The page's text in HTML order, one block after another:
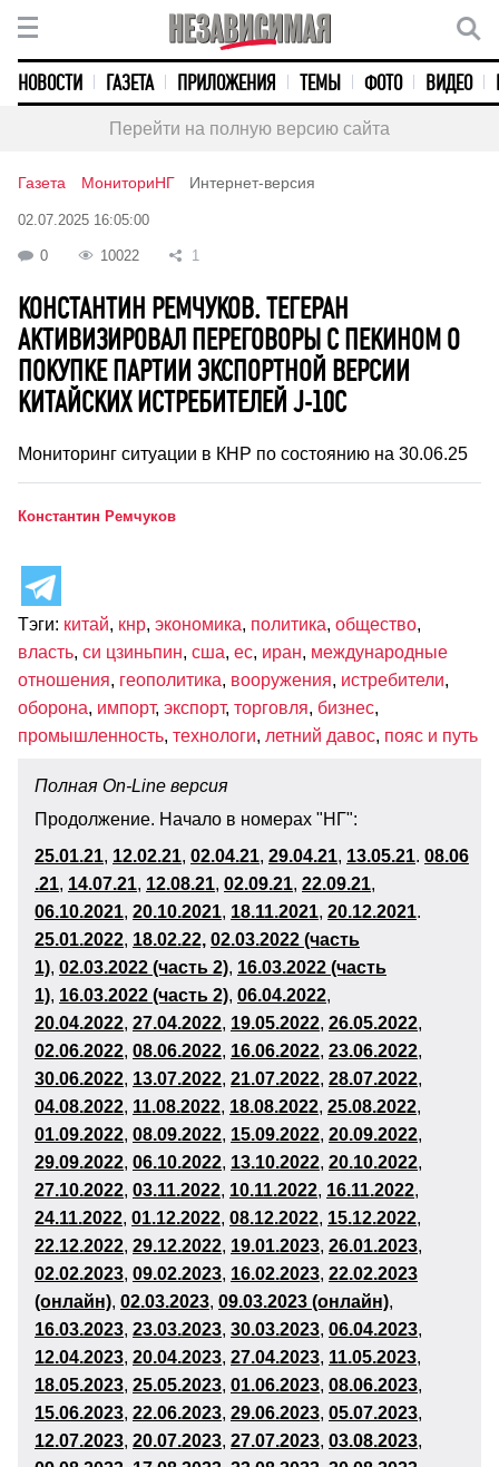
НОВОСТИ ГАЗЕТА ПРИЛОЖЕНИЯ ТЕМЫ ФОТО ВИДЕО
Перейти на полную версию сайта
Газета МониториНГ Интернет-версия
02.07.2025 16:05:00
0 10022 1
КОНСТАНТИН РЕМЧУКОВ. ТЕГЕРАН
АКТИВИЗИРОВАЛ ПЕРЕГОВОРЫ С ПЕКИНОМ О
ПОКУПКЕ ПАРТИИ ЭКСПОРТНОЙ ВЕРСИИ
КИТАЙСКИХ ИСТРЕБИТЕЛЕЙ J-10C
Мониторинг ситуации в КНР по состоянию на 30.06.25
Константин Ремчуков
Тэги: китай, кнр, экономика, политика, общество,
власть, си цзиньпин, сша, ес, иран, международные
отношения, геополитика, вооружения, истребители,
оборона, импорт, экспорт, торговля, бизнес,
промышленность, технологи, летний давос, пояс и путь
Полная On-Line версия
Продолжение. Начало в номерах "НГ":
25.01.21, 12.02.21, 02.04.21, 29.04.21, 13.05.21. 08.06
.21, 14.07.21, 12.08.21, 02.09.21, 22.09.21,
06.10.2021, 20.10.2021, 18.11.2021, 20.12.2021.
25.01.2022, 18.02.22, 02.03.2022 (часть
1), 02.03.2022 (часть 2), 16.03.2022 (часть
1), 16.03.2022 (часть 2), 06.04.2022,
20.04.2022, 27.04.2022, 19.05.2022, 26.05.2022,
02.06.2022, 08.06.2022, 16.06.2022, 23.06.2022,
30.06.2022, 13.07.2022, 21.07.2022, 28.07.2022,
04.08.2022, 11.08.2022, 18.08.2022, 25.08.2022,
01.09.2022, 08.09.2022, 15.09.2022, 20.09.2022,
29.09.2022, 06.10.2022, 13.10.2022, 20.10.2022,
27.10.2022, 03.11.2022, 10.11.2022, 16.11.2022,
24.11.2022, 01.12.2022, 08.12.2022, 15.12.2022,
22.12.2022, 29.12.2022, 19.01.2023, 26.01.2023,
02.02.2023, 09.02.2023, 16.02.2023, 22.02.2023
(онлайн), 02.03.2023, 09.03.2023 (онлайн),
16.03.2023, 23.03.2023, 30.03.2023, 06.04.2023,
12.04.2023, 20.04.2023, 27.04.2023, 11.05.2023,
18.05.2023, 25.05.2023, 01.06.2023, 08.06.2023,
15.06.2023, 22.06.2023, 29.06.2023, 05.07.2023,
12.07.2023, 20.07.2023, 27.07.2023, 03.08.2023,